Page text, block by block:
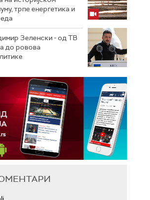
трпе енергетика и
Зеленски - од ТВ
до ровова